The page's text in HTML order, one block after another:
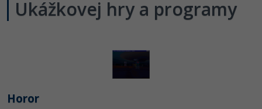
Ukážkovej hry a programy
Horor